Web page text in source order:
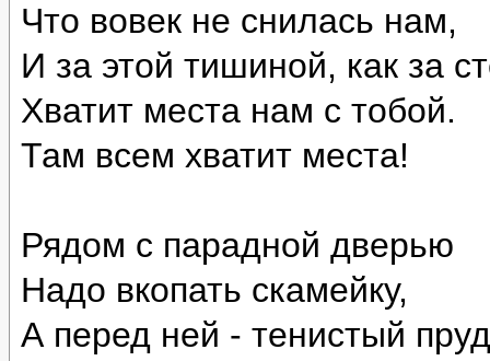
Что вовек не снилась нам,
И за этой тишиной, как за
Хватит места нам с тобой.
Там всем хватит места!
Рядом с парадной дверью
Надо вкопать скамейку,
А перед ней - тенистый